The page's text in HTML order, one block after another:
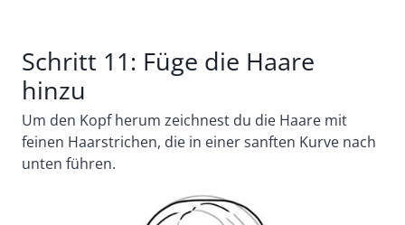
Schritt 11: Füge die Haare
hinzu
Um den Kopf herum zeichnest du die Haare mit
feinen Haarstrichen, die in einer sanften Kurve nach
unten führen.